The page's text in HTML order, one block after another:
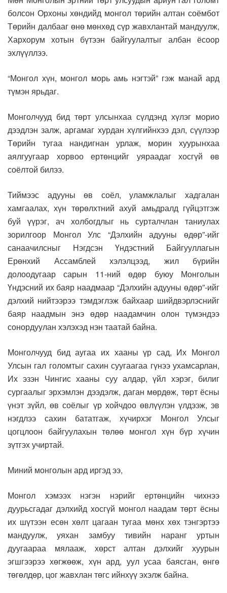
болсон Орхоны хөндийд монгол төрийн алтан соёмбот
Төрийн далбааг өнө мөнхөд сүр жавхлантай мандуулж,
Хархорум хотын бүтээн байгуулалтыг албан ёсоор
эхлүүллээ.
“Монгол хүн, монгол морь амь нэгтэй” гэж манай ард
түмэн ярьдаг.
Монголчууд бид төрт улсынхаа сүлдэнд хүлэг морио
дээдлэн залж, аргамаг хурдан хүлгийнхээ дэл, сүүлээр
Төрийн тугаа нандигнан урлаж, морин хуурынхаа
аялгуугаар хорвоо ертөнцийг уяраадаг хосгүй өв
соёлтой билээ.
Тиймээс адууны өв соёл, уламжлалыг хадгалан
хамгаалах, хүн төрөлхтний ахуй амьдралд гүйцэтгэж
буй үүрэг, ач холбогдлыг нь сурталчлан таниулах
зорилгоор Монгол Улс “Дэлхийн адууны өдөр”-ийг
санаачилсныг Нэгдсэн Үндэстний Байгууллагын
Ерөнхий Ассамблей хэлэлцээд, жил бүрийн
долоодугаар сарын 11-ний өдөр буюу Монголын
Үндэсний их баяр наадмаар “Дэлхийн адууны өдөр”-ийг
дэлхий нийтээрээ тэмдэглэж байхаар шийдвэрлэснийг
баяр наадмын энэ өдөр наадамчин олон түмэндээ
сонордуулан хэлэхэд нэн таатай байна.
Монголчууд бид аугаа их хааны үр сад, Их Монгол
Улсын гал голомтыг сахин суугаагаа гүнээ ухамсарлан,
Их эзэн Чингис хааны суу алдар, үйл хэрэг, билиг
сургаалыг эрхэмлэн дээдэлж, даган мөрдөж, төрт ёсны
үнэт зүйл, өв соёлыг үр хойчдоо өвлүүлэн үлдээж, эв
нэгдлээ сахин бататгаж, хүчирхэг Монгол Улсыг
цогцлоон байгуулахын төлөө монгол хүн бүр хүчин
зүтгэх учиртай.
Миний монголын ард иргэд ээ,
Монгол хэмээх нэгэн нэрийг ертөнцийн чихнээ
дуурьсгадаг дэлхийд хосгүй монгол наадам төрт ёсны
их шүтээн есөн хөлт цагаан тугаа мөнх хөх тэнгэртээ
мандуулж, уяхан замбуу тивийн наранг уртын
дуугаараа мялааж, хөрст алтан дэлхийг хуурын
эгшгээрээ хөгжөөж, хүн ард, уул усаа баясган, өнгө
төгөлдөр, цог жавхлан төгс ийнхүү эхэлж байна.